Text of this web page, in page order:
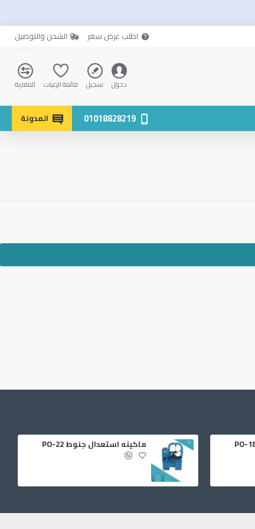
اطلب عرض سعر الشحن والتوصيل
دخول تسجيل قائمة الرغبات المقارنة
01018828219
المدونة
ماكينه استعدال جنوط PO-22